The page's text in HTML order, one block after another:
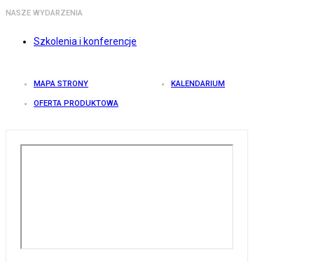
NASZE WYDARZENIA
Szkolenia i konferencje
MAPA STRONY KALENDARIUM
OFERTA PRODUKTOWA